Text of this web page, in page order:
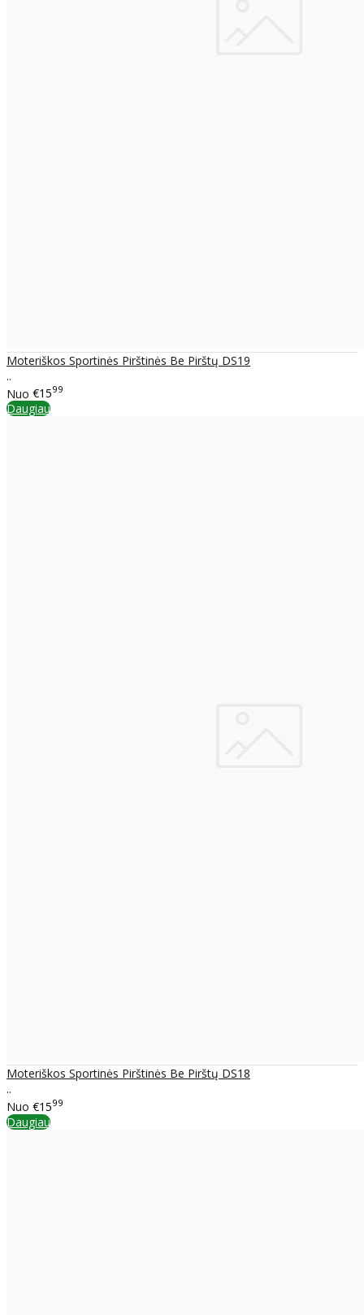
Moteriškos Sportinės Pirštinės Be Pirštų DS19
..
Nuo €1599
Daugiau
Moteriškos Sportinės Pirštinės Be Pirštų DS18
..
Nuo €1599
Daugiau